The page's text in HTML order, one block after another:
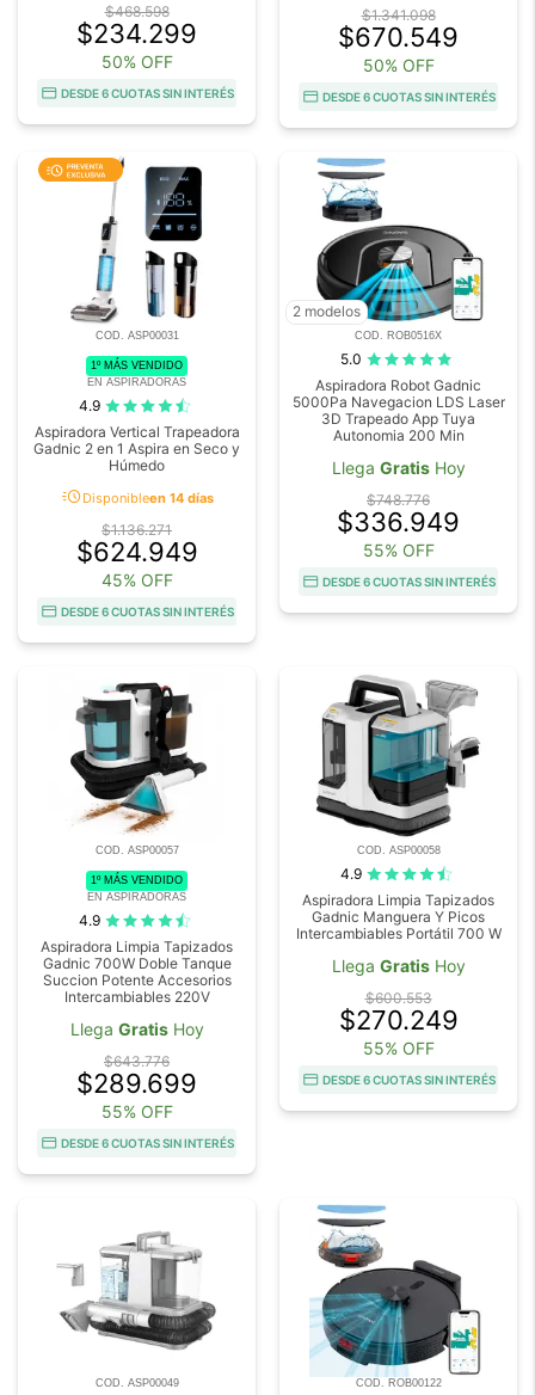
$468.598
$234.299
50% OFF
DESDE 6 CUOTAS SIN INTERÉS
$1.341.098
$670.549
50% OFF
DESDE 6 CUOTAS SIN INTERÉS
COD. ASP00031
1º MÁS VENDIDO
EN ASPIRADORAS
4.9
Aspiradora Vertical Trapeadora
Gadnic 2 en 1 Aspira en Seco y
Húmedo
acuteDisponibleen 14 días
$1.136.271
$624.949
45% OFF
DESDE 6 CUOTAS SIN INTERÉS
2 modelos
COD. ROB0516X
5.0
Aspiradora Robot Gadnic
5000Pa Navegacion LDS Laser
3D Trapeado App Tuya
Autonomia 200 Min
Llega GratisHoy
$748.776
$336.949
55% OFF
DESDE 6 CUOTAS SIN INTERÉS
COD. ASP00057
1º MÁS VENDIDO
EN ASPIRADORAS
4.9
Aspiradora Limpia Tapizados
Gadnic 700W Doble Tanque
Succion Potente Accesorios
Intercambiables 220V
Llega GratisHoy
$643.776
$289.699
55% OFF
DESDE 6 CUOTAS SIN INTERÉS
COD. ASP00058
4.9
Aspiradora Limpia Tapizados
Gadnic Manguera Y Picos
Intercambiables Portátil 700 W
Llega GratisHoy
$600.553
$270.249
55% OFF
DESDE 6 CUOTAS SIN INTERÉS
COD. ASP00049 COD. ROB00122